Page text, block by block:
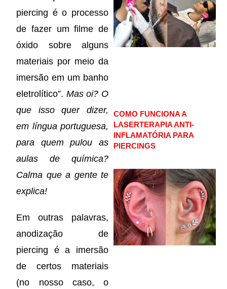
piercing é o processo
de fazer um filme de
óxido sobre alguns
materiais por meio da
imersão em um banho
eletrolítico”. Mas oi? O
que isso quer dizer,
em língua portuguesa,
para quem pulou as
aulas de química?
Calma que a gente te
explica!
Em outras palavras,
anodização de
piercing é a imersão
de certos materiais
(no nosso caso, o
COMO FUNCIONA A
LASERTERAPIA ANTI-
INFLAMATÓRIA PARA
PIERCINGS